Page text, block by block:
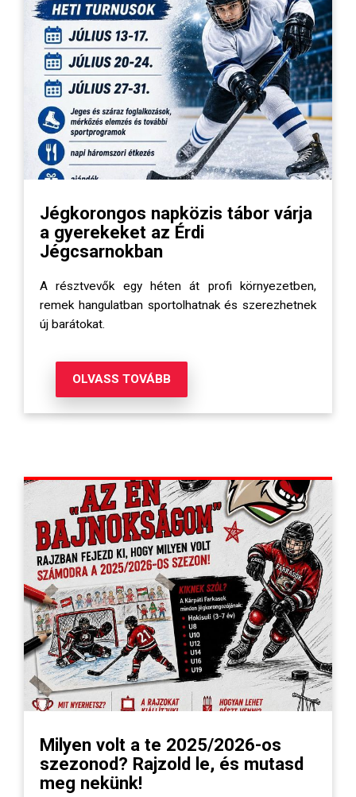
Jégkorongos napközis tábor várja
a gyerekeket az Érdi
Jégcsarnokban
A résztvevők egy héten át profi környezetben,
remek hangulatban sportolhatnak és szerezhetnek
új barátokat.
OLVASS TOVÁBB
Milyen volt a te 2025/2026-os
szezonod? Rajzold le, és mutasd
meg nekünk!